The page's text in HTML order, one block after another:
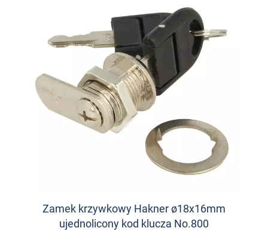
Zamek krzywkowy Hakner ø18x16mm
ujednolicony kod klucza No.800